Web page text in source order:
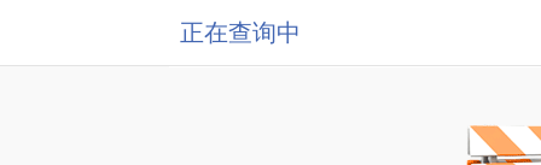
正在查询中